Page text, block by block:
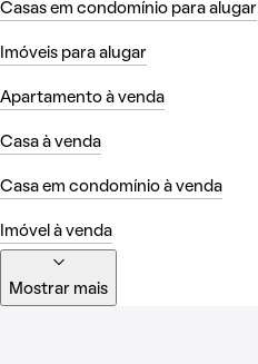
Casas em condomínio para alugar
Imóveis para alugar
Apartamento à venda
Casa à venda
Casa em condomínio à venda
Imóvel à venda
Mostrar mais